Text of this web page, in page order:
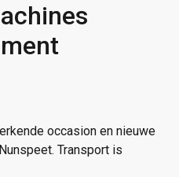
occasion en nieuwe
Transport is